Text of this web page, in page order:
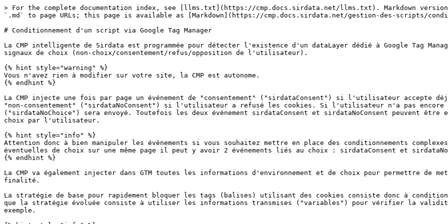
> For the complete documentation index, see [llms.txt](https://cmp.docs.sirdata.net/llms.txt). Markdown versions of documentation pages are available by appending `.md` to page URLs; this page is available as [Markdown](https://cmp.docs.sirdata.net/gestion-des-scripts/conditionnement-dun-script-via-google-tag-manager.md).

# Conditionnement d'un script via Google Tag Manager

La CMP intelligente de Sirdata est programmée pour détecter l'existence d'un dataLayer dédié à Google Tag Manager (GTM) ou en créer un pour injecter dans GTM les signaux de choix (non-choix/consentement/refus/opposition de l'utilisateur).

{% hint style="warning" %}
Vous n'avez rien à modifier sur votre site, la CMP est autonome.
{% endhint %}

La CMP injecte une fois par page un événement de "consentement" ("sirdataConsent") si l'utilisateur accepte déjà accepté les cookies (ou réside hors Europe), et/ou de "non-consentement" ("sirdataNoConsent") si l'utilisateur a refusé les cookies. Si l'utilisateur n'a pas encore fait de choix, un événement intermédiaire de non choix ("sirdataNoChoice") sera envoyé. Toutefois les deux événement sirdataConsent et sirdataNoConsent peuvent être envoyés sur une même page en cas de modification du choix par l'utilisateur.

{% hint style="info" %}
Attention donc à bien manipuler les événements si vous souhaitez mettre en place des conditionnements complexes : en fonction du choix et des modifications éventuelles de choix sur une même page il peut y avoir 2 événements liés au choix : sirdataConsent et sirdataNoConsent.
{% endhint %}

La CMP va également injecter dans GTM toutes les informations d'environnement et de choix pour permettre de mettre en œuvre la granularité des bases légales par finalité.

La stratégie de base pour rapidement bloquer les tags (balises) utilisant des cookies consiste donc à conditionner les balises au consentement ("événement"), tandis que la stratégie évoluée consiste à utiliser les informations transmises ("variables") pour vérifier la validité du consentement pour un partenaire en particulier par exemple.

{% hint style="info" %}
Important : Cette méthode permet une grande simplification technique des conditionnements. Néanmoins, il est important de garder en tête qu'une expertise juridique est nécessaire pour déterminer comment les réaliser vous-mêmes.

\
Pour chaque tag/balise, il faut :

* Étudier l’éventuelle présence de traceurs non exemptés (cookies, indexdb, local storage…) (Directive ePrivacy)
* Évaluer les traitements de données personnelles et le cas échéant les finalités poursuivies par vos partenaires et leurs bases légales respectives (RGPD)
* Déterminer si le tag/balise est automatiquement pris en charge par vos partenaires via les API de la CMP (exemple : le « Consent Mode » de Google et de Microsoft Bing)

N'hésitez pas à solliciter nos équipes pour que nous paramétrions ces conditionnements pour vous : <https://cmp.docs.sirdata.net/gestion-des-scripts/prestations-conditionnement-tags>
{% endhint %}

## 1) Création des événements

Dans votre compte GTM, rendez-vous dans la section "Déclencheurs" de votre espace de travail :

![](/files/-M_RIHQd1WywWbU4dnno)

Cliquez sur "Nouveau", puis paramétrez un premier événement personnalisé "Sirdata Consent" en sélectionnant un type de déclencheur "événement personnalisé" et en utilisant le nom d'événement "sirdataConsent" (sans majuscule initiale ni espace), comme suit :

![](/files/-M_RIxRfPK02G8slBpkD)

Enregistrez et répétez l'opération pour paramétrer un second événement personnalisé nommé "Sirdata No Consent", en sélectionnant un type de déclencheur "événement personnalisé" et en utilisant le nom d'événement "sirdataNoConsent" (sans majuscule initiale ni espace), comme suit :

![](/files/-M_RJeNeqyYohqwAOyf0)

Vous avez désormais 2 événements à votre disposition, qui permettront à la CMP de piloter automatiquement vos tags.

![](/files/-M_RJq1gU0QMoXB_tVm7)

## 2) Conditionnement d'un tag

Rendez-vous maintenant dans la section "Balises" ou vous gérez vos tags :

![](/files/-M_RK8L6gudOH8wMECtI)

Éditez un tag existant ou créez-en un nouveau, en utilisant la balise (tag) de votre choix et en utilisant la deuxième section ("Déclenchement") pour ne déclencher la balise qu'en cas de consentement (cf. événement "Sirdata Consent" créé à l'étape 1) ou au contraire en cas non consentement si par exemple vous souhaitez déclencher un tag sans cookie en l'absence de consentement.

![](/files/-Mezt2VTc9skljGv6I-Q)

Il est bien entendu possible d'utiliser ce déclencheur en complément d'autres déclencheurs ou conditions externes à la CMP.

Votre tag est désormais conditionné et ne sera plus déclenché sans consentement préalable par exemple. C'est l'étape majeure, et nous vous conseillons ici de répéter cette opération pour tous les tags qui le nécessitent.

Ensuite, vous pouvez utiliser les informations envoyées par la CMP et créer des paramètres granulaires pour aller plus loin dans le contrôle.

## 3) Création de paramètres granulaires

La CMP intelligente de Sirdata transmet à GTM les signaux de choix conformément au standard du [TCF de l'IAB Europe](https://github.com/InteractiveAdvertisingBureau/GDPR-Transparency-and-Consent-Framework/blob/master/TCFv2/IAB%20Tech%20Lab%20-%20CMP%20API%20v2.md) :

| Paramètre                        | Valeur                                                                                                                                                                              |
| -------------------------------- | ----------------------------------------------------------------------------------------------------------------------------------------------------------------------------------- |
| sirdataGdprApplies               | Paramètre GDPR du TCF de l'IAB Europe : 1 si utilisateur soumis au RGPD, 0 sinon                                                                                                    |
| sirdataProviders                 | <p>ID des partenaires Google bénéficiant d'un consentement</p><p>Valeurs encadrées et séparées par des pipes. Exemple :</p>                                                         |
| sirdataVendors                   | <p>ID des partenaires IAB bénéficiant d'un consentement.</p><p><br>Valeurs encadrées et séparées par des pipes. Exemple :</p>                                                       |
| sirdataVendorsLI                 | <p>ID des partenaires IAB ayant établi un intérêt légitime.</p><p><br>Valeurs encadrées et séparées par des pipes. Exemple :</p>                                                    |
| sirdataExtraVendors              | <p>ID des partenaires Sirdata bénéficiant d'un